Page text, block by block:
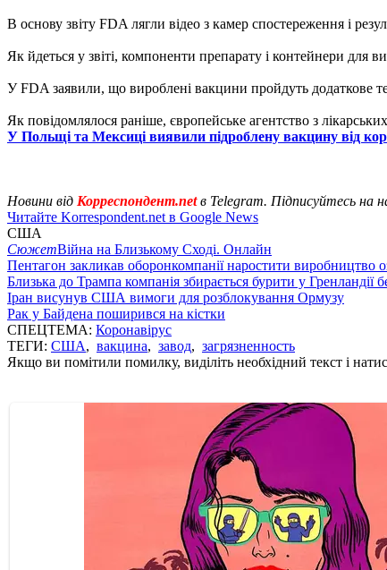
В основу звіту FDA лягли відео з камер спостереження і
Як йдеться у звіті, компоненти препарату і контейнери для
У FDA заявили, що вироблені вакцини пройдуть додаткове
Як повідомлялося раніше, європейське агентство з
У Польщі та Мексиці виявили підроблену вакцину від
Новини від Корреспондент.netв Telegram. Підписуйтесь на
Читайте Korrespondent.net в Google News
США
СюжетВійна на Близькому Сході. Онлайн
Пентагон закликав оборонкомпанії наростити виробництво
Близька до Трампа компанія збирається бурити у Гренландії
Іран висунув США вимоги для розблокування Ормузу
Рак у Байдена поширився на кістки
СПЕЦТЕМА: Коронавірус
ТЕГИ: США, вакцина, завод, загрязненность
Якщо ви помітили помилку, виділіть необхідний текст і